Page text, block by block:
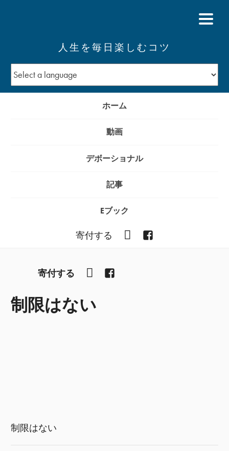
人生を毎日楽しむコツ
ホーム
動画
デボーショナル
記事
Eブック
寄付する YouTubeFacebook
寄付する YouTube
制限はない
制限はない